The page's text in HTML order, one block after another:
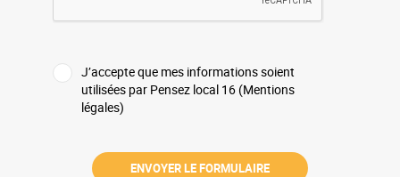
J’accepte que mes informations soient
utilisées par Pensez local 16 (Mentions
légales)